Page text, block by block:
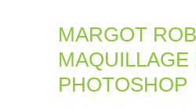
MARGOT
MAQUILLAGE
PHOTOSHOP